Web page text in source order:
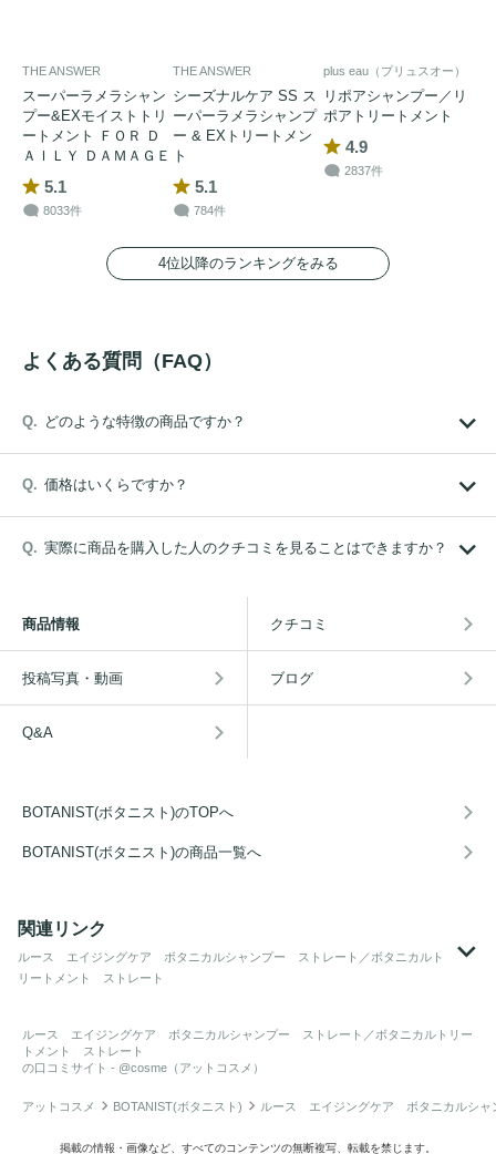
THE ANSWER
スーパーラメラシャン
プー&EXモイストトリ
ートメント ＦＯＲ Ｄ
ＡＩＬＹ ＤＡＭＡＧＥ
5.1
8033件
THE ANSWER
シーズナルケア SS ス
ーパーラメラシャンプ
ー & EXトリートメン
ト
5.1
784件
plus eau（プリュスオー）
リポアシャンプー／リ
ポアトリートメント
4.9
2837件
4位以降のランキングをみる
よくある質問（FAQ）
どのような特徴の商品ですか？
価格はいくらですか？
実際に商品を購入した人のクチコミを見ることはできますか？
商品情報 クチコミ
投稿写真・動画 ブログ
Q&A
BOTANIST(ボタニスト)のTOPへ
BOTANIST(ボタニスト)の商品一覧へ
関連リンク
ルース エイジングケア ボタニカルシャンプー ストレート／ボタニカルト
リートメント ストレート
ルース エイジングケア ボタニカルシャンプー ストレート／ボタニカルトリー
トメント ストレート
の口コミサイト - @cosme（アットコスメ）
アットコスメ BOTANIST(ボタニスト) ルース エイジングケア ボタニカルシ
掲載の情報・画像など、すべてのコンテンツの無断複写、転載を禁じます。